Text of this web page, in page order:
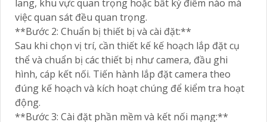
lang, khu vực quan trọng hoặc bất kỳ điểm nào mà
việc quan sát đều quan trọng.
**Bước 2: Chuẩn bị thiết bị và cài đặt:**
Sau khi chọn vị trí, cần thiết kế kế hoạch lắp đặt cụ
thể và chuẩn bị các thiết bị như camera, đầu ghi
hình, cáp kết nối. Tiến hành lắp đặt camera theo
đúng kế hoạch và kích hoạt chúng để kiểm tra hoạt
động.
**Bước 3: Cài đặt phần mềm và kết nối mạng:**